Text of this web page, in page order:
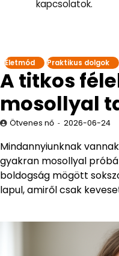
kapcsolatok.
Életmód Praktikus dolgok
A titkos
mosollyal
Ötvenes nő 2026-06-24
Mindannyiunknak
gyakran mosollyal
boldogság mögött
lapul, amiről csak